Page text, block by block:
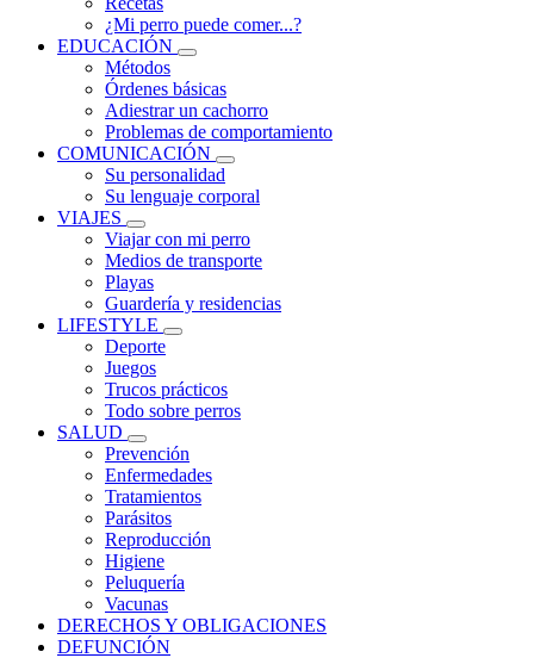
¿Mi perro puede comer...?
EDUCACIÓN
Métodos
Órdenes básicas
Adiestrar un cachorro
Problemas de comportamiento
COMUNICACIÓN
Su personalidad
Su lenguaje corporal
VIAJES
Viajar con mi perro
Medios de transporte
Playas
Guardería y residencias
LIFESTYLE
Deporte
Juegos
Trucos prácticos
Todo sobre perros
SALUD
Prevención
Enfermedades
Tratamientos
Parásitos
Reproducción
Higiene
Peluquería
Vacunas
DERECHOS Y OBLIGACIONES
DEFUNCIÓN